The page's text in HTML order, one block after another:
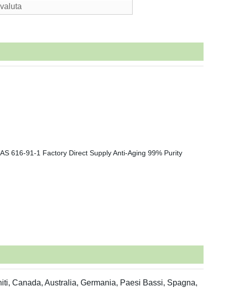
Canada, Australia, Germania, Paesi Bassi, Spagna,